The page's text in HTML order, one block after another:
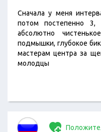
Сначала у меня
потом постепенно
абсолютно
подмышки, глубокое
мастерам центра за
молодцы